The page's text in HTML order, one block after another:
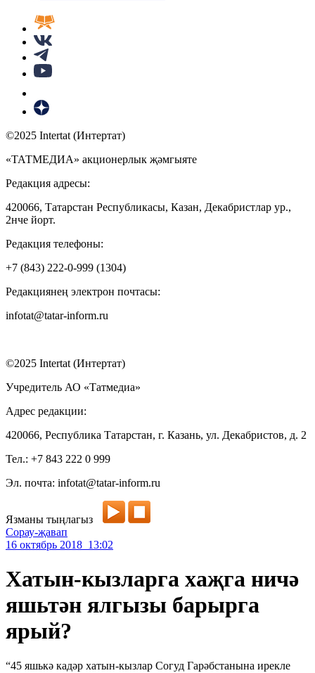
©2025 Intertat (Интертат)
«ТАТМЕДИА» акционерлык җәмгыяте
Редакция адресы:
420066, Татарстан Республикасы, Казан, Декабристлар ур.,
2нче йорт.
Редакция телефоны:
+7 (843) 222-0-999 (1304)
Редакциянең электрон почтасы:
infotat@tatar-inform.ru
©2025 Intertat (Интертат)
Учредитель АО «Татмедиа»
Адрес редакции:
420066, Республика Татарстан, г. Казань, ул. Декабристов, д. 2
Тел.: +7 843 222 0 999
Эл. почта: infotat@tatar-inform.ru
Язманы тыңлагыз
Сорау-җавап
16 октябрь 2018 13:02
Хатын-кызларга хаҗга ничә
яшьтән ялгызы барырга
ярый?
“45 яшькә кадәр хатын-кызлар Согуд Гарәбстанына ирекле